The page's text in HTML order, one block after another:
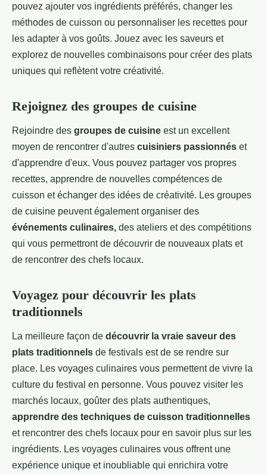
pouvez ajouter vos ingrédients préférés, changer les
méthodes de cuisson ou personnaliser les recettes pour
les adapter à vos goûts. Jouez avec les saveurs et
explorez de nouvelles combinaisons pour créer des plats
uniques qui reflètent votre créativité.
Rejoignez des groupes de cuisine
Rejoindre des groupes de cuisine est un excellent
moyen de rencontrer d'autres cuisiniers passionnés et
d'apprendre d'eux. Vous pouvez partager vos propres
recettes, apprendre de nouvelles compétences de
cuisson et échanger des idées de créativité. Les groupes
de cuisine peuvent également organiser des
événements culinaires, des ateliers et des compétitions
qui vous permettront de découvrir de nouveaux plats et
de rencontrer des chefs locaux.
Voyagez pour découvrir les plats
traditionnels
La meilleure façon de découvrir la vraie saveur des
plats traditionnels de festivals est de se rendre sur
place. Les voyages culinaires vous permettent de vivre la
culture du festival en personne. Vous pouvez visiter les
marchés locaux, goûter des plats authentiques,
apprendre des techniques de cuisson traditionnelles
et rencontrer des chefs locaux pour en savoir plus sur les
ingrédients. Les voyages culinaires vous offrent une
expérience unique et inoubliable qui enrichira votre